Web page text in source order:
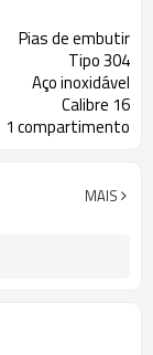
Pias de embutir
Tipo 304
Aço inoxidável
Calibre 16
1 compartimento
MAIS